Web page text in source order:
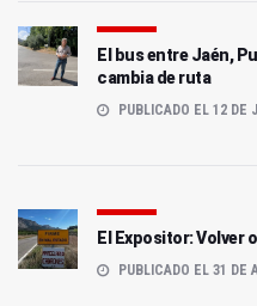
El bus entre Jaén,
cambia de ruta
PUBLICADO EL 12 DE
El Expositor: Volver
PUBLICADO EL 31 DE